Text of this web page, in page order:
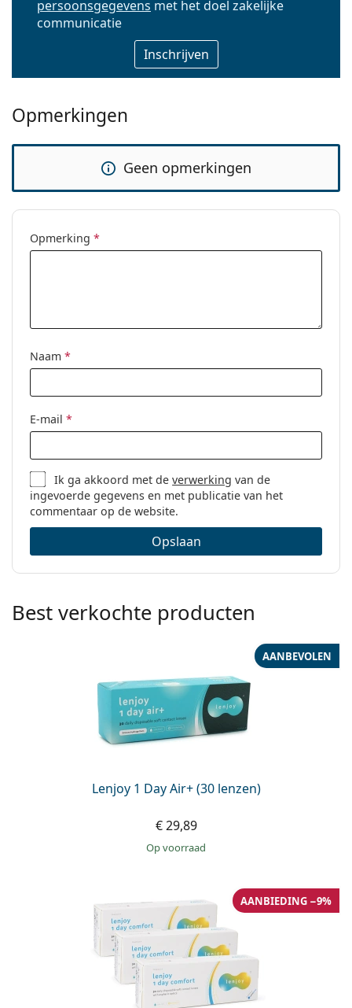
E-mail
persoonsgegevens met het doel zakelijke
communicatie
Opmerkingen
Geen opmerkingen
Opmerking *
Naam *
E-mail *
Ik ga akkoord met deverwerking van de
ingevoerde gegevens en met publicatie van het
commentaar op de website.
Opslaan
Best verkochte producten
Lenjoy 1 Day Air+ (30 lenzen)
AANBEVOLEN
€ 29,89
op voorraad
AANBIEDING −9%